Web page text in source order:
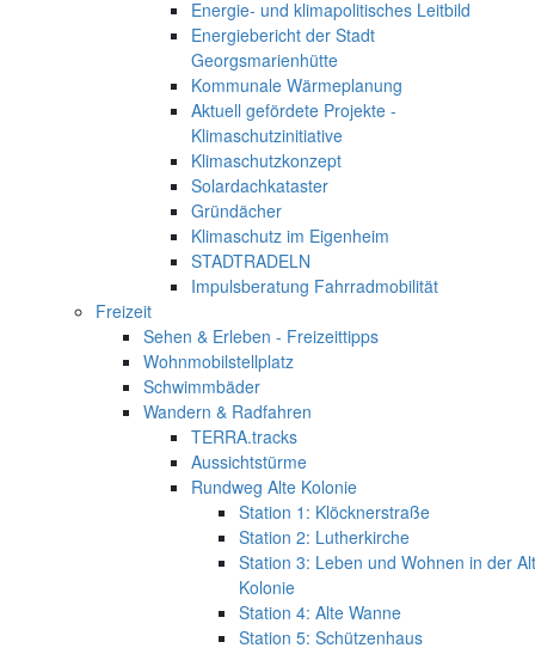
Energie- und klimapolitisches Leitbild
Energiebericht der Stadt
Georgsmarienhütte
Kommunale Wärmeplanung
Aktuell gefördete Projekte -
Klimaschutzinitiative
Klimaschutzkonzept
Solardachkataster
Gründächer
Klimaschutz im Eigenheim
STADTRADELN
Impulsberatung Fahrradmobilität
Freizeit
Sehen & Erleben - Freizeittipps
Wohnmobilstellplatz
Schwimmbäder
Wandern & Radfahren
TERRA.tracks
Aussichtstürme
Rundweg Alte Kolonie
Station 1: Klöcknerstraße
Station 2: Lutherkirche
Station 3: Leben und Wohnen in der
Kolonie
Station 4: Alte Wanne
Station 5: Schützenhaus